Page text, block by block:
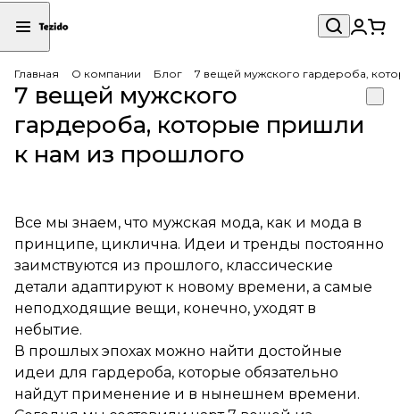
Главная О компании Блог 7 вещей мужского гардероба,
7 вещей мужского
гардероба, которые пришли
к нам из прошлого
Все мы знаем, что мужская мода, как и мода в
принципе, циклична. Идеи и тренды постоянно
заимствуются из прошлого, классические
детали адаптируют к новому времени, а самые
неподходящие вещи, конечно, уходят в
небытие.
В прошлых эпохах можно найти достойные
идеи для гардероба, которые обязательно
найдут применение и в нынешнем времени.